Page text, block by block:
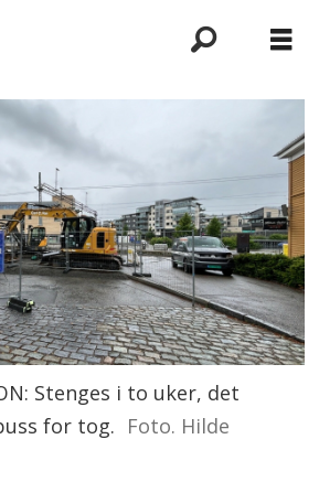
Stenges i to uker, det
for tog. Foto. Hilde